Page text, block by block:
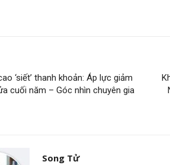
‘siết’ thanh khoản: Áp lực giảm
cuối năm – Góc nhìn chuyên gia
Song Tử